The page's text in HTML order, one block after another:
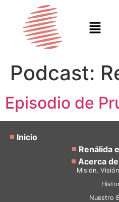
Podcast:
Episodio de
Inicio
Renálida
Acerca
Misión,
Nuestro